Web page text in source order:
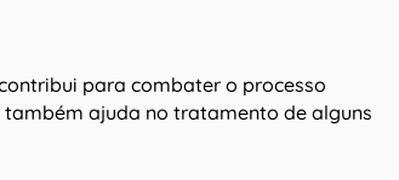
para combater o processo
ajuda no tratamento de alguns